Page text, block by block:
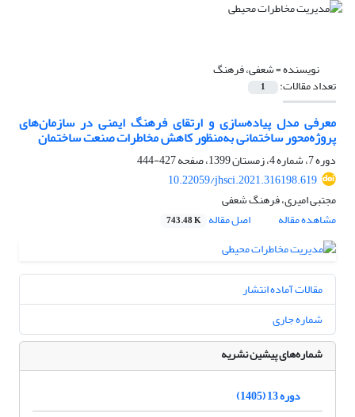
نویسنده =شعفی، فرهنگ
تعداد مقالات: 1
معرفی مدل پیاده‌سازی و ارتقای فرهنگ ایمنی در سازمان‌های
پروژه‌محور ساختمانی به‌منظور کاهش مخاطرات صنعت ساختمان
دوره 7، شماره 4، زمستان 1399، صفحه
427-444
10.22059/jhsci.2021.316198.619
مجتبی امیری، فرهنگ شعفی
مشاهده مقاله
اصل مقاله 743.48 K
مقالات آماده انتشار
شماره جاری
شماره‌های پیشین نشریه
دوره 13 (1405)